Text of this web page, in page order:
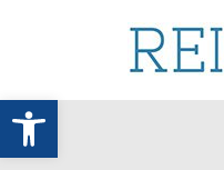
Werkzeugleiste öffnen